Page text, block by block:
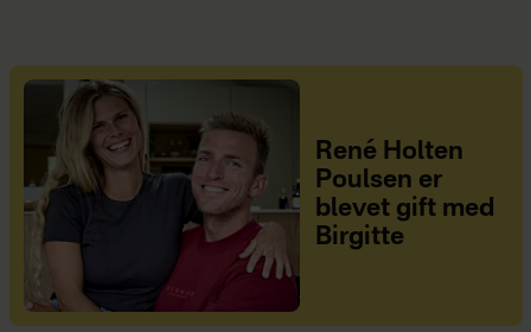
René Holten
Poulsen er
blevet gift med
Birgitte